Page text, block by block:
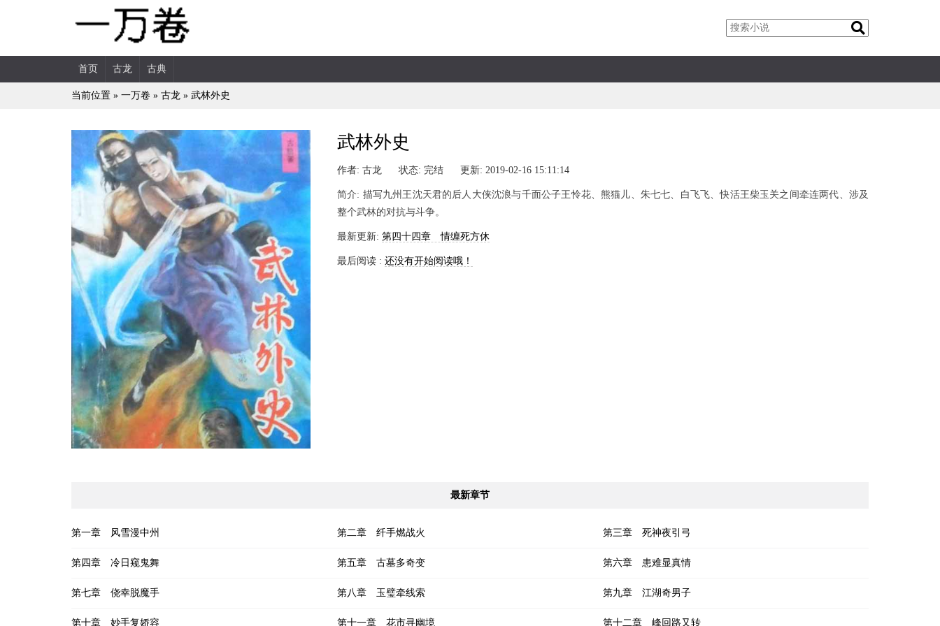
首页 古龙 古典
当前位置 » 一万卷 » 古龙 » 武林外史
武林外史
作者: 古龙 状态: 完结 更新: 2019-02-16 15:11:14
简介: 描写九州王沈天君的后人大侠沈浪与千面公子王怜花、熊猫儿、朱七七、白飞飞、快活王柴玉关之间牵连两代、涉及
整个武林的对抗与斗争。
最新更新: 第四十四章 情缠死方休
最后阅读 : 还没有开始阅读哦！
最新章节
第一章 风雪漫中州 第二章 纤手燃战火 第三章 死神夜引弓
第四章 冷日窥鬼舞 第五章 古墓多奇变 第六章 患难显真情
第七章 侥幸脱魔手 第八章 玉璧牵线索 第九章 江湖奇男子
第十章 妙手复娇容 第十一章 花市寻幽境 第十二章 峰回路又转